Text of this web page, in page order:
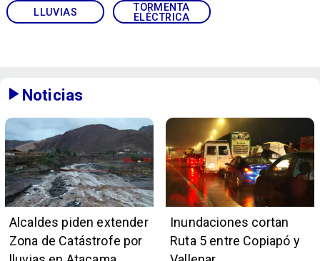
LLUVIAS
TORMENTA
ELÉCTRICA
Noticias
Alcaldes piden extender
Zona de Catástrofe por
Inundaciones cortan
Ruta 5 entre Copiapó y